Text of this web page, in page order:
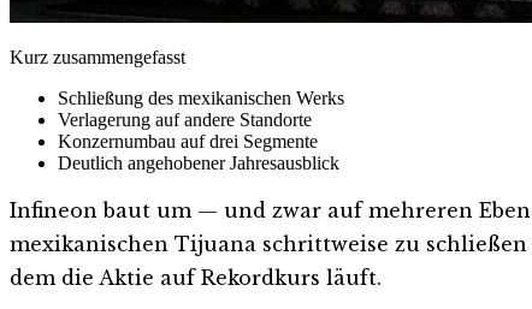
Kurz zusammengefasst
Schließung des mexikanischen Werks
Verlagerung auf andere Standorte
Konzernumbau auf drei Segmente
Deutlich angehobener Jahresausblick
Infineon baut um — und zwar auf mehreren
mexikanischen Tijuana schrittweise zu
dem die Aktie auf Rekordkurs läuft.